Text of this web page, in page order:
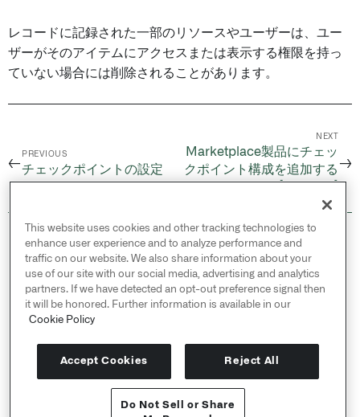
レコードに記録された一部のリソースやユーザーは、ユー
ザーがそのアイテムにアクセスまたは表示する権限を持っ
ていない場合には削除されることがあります。
←
PREVIOUS
チェックポイントの設定
NEXT
Marketplace製品にチェッ
クポイント構成を追加する →
© 2026 Palantir Technologies Inc. All rights
reserved.
Cookies Statement ↗
Privacy Statement ↗
Terms of Use ↗
Do Not Sell or Share My Personal Information
This website uses cookies and other tracking technologies to
enhance user experience and to analyze performance and
traffic on our website. We also share information about your
use of our site with our social media, advertising and analytics
partners. If we have detected an opt-out preference signal then
it will be honored. Further information is available in our
Cookie Policy
Accept Cookies Reject All
Do Not Sell or Share